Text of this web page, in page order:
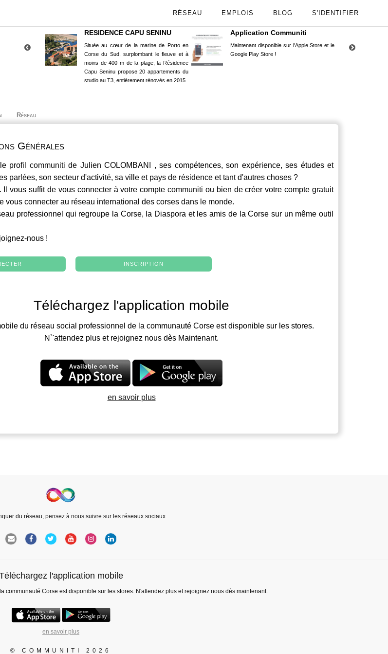
RÉSEAU EMPLOIS BLOG S'IDENTIFIER
RESIDENCE CAPU SENINU
Située au cœur de la marine de Porto en
Corse du Sud, surplombant le fleuve et à
moins de 400 m de la plage, la Résidence
Capu Seninu propose 20 appartements du
studio au T3, entièrement rénovés en 2015.
Application Communiti
Maintenant disponible sur l'Apple Store et le
Google Play Store !
Réseau
Générales
profil communiti de Julien COLOMBANI , ses compétences, son expérience, ses études et
parlées, son secteur d'activité, sa ville et pays de résidence et tant d'autres choses ?
Il vous suffit de vous connecter à votre comptecommuniti ou bien de créer votre compte gratuit
vous connecter au réseau international des corses dans le monde.
professionnel qui regroupe la Corse, la Diaspora et les amis de la Corse sur un même outil
nous !
INSCRIPTION
Téléchargez l'application mobile
du réseau social professionnel de la communauté Corse est disponible sur les stores.
N`'attendez plus et rejoignez nous dès Maintenant.
en savoir plus
du réseau, pensez à nous suivre sur les réseaux sociaux
l'application mobile
communauté Corse est disponible sur les stores. N'attendez plus et rejoignez nous dès maintenant.
en savoir plus
© COMMUNITI 2026